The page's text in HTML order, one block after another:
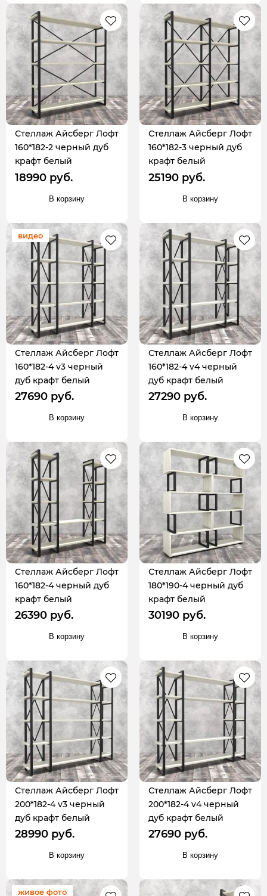
Стеллаж Айсберг Лофт
160*182-2 черный дуб
крафт белый
18990 руб.
В корзину
Стеллаж Айсберг Лофт
160*182-3 черный дуб
крафт белый
25190 руб.
В корзину
видео
Стеллаж Айсберг Лофт
160*182-4 v3 черный
дуб крафт белый
27690 руб.
В корзину
Стеллаж Айсберг Лофт
160*182-4 v4 черный
дуб крафт белый
27290 руб.
В корзину
Стеллаж Айсберг Лофт
160*182-4 черный дуб
крафт белый
26390 руб.
В корзину
Стеллаж Айсберг Лофт
180*190-4 черный дуб
крафт белый
30190 руб.
В корзину
Стеллаж Айсберг Лофт
200*182-4 v3 черный
дуб крафт белый
28990 руб.
В корзину
Стеллаж Айсберг Лофт
200*182-4 v4 черный
дуб крафт белый
27690 руб.
В корзину
живое фото